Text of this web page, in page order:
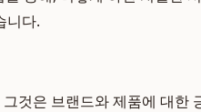
니다.
것은 브랜드와 제품에 대한